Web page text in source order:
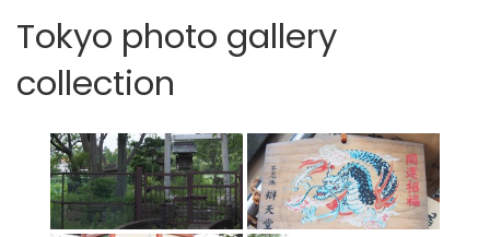
Tokyo photo gallery
collection